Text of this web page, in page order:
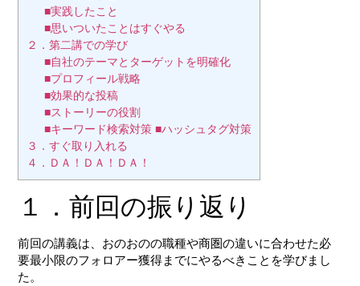
■実践したこと
■思いついたことはすぐやる
２．第二講での学び
■自社のテーマとターゲットを明確化
■プロフィール戦略
■効果的な投稿
■ストーリーの役割
■キーワード検索対策 ■ハッシュタグ対策
３．すぐ取り入れる
４．ＤＡ！ＤＡ！ＤＡ！
１．前回の振り返り
前回の講義は、おのおのの職種や商圏の違いに合わせた必
要最小限のフォロアー獲得までにやるべきことを学びまし
た。